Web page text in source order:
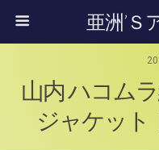
亜洲’Ｓ
山内 ハコム
ジャケット